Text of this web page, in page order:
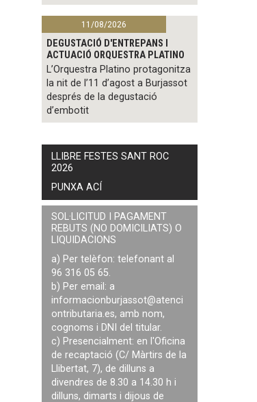
11/08/2026
DEGUSTACIÓ D'ENTREPANS I
ACTUACIÓ ORQUESTRA PLATINO
L’Orquestra Platino protagonitza
la nit de l’11 d’agost a Burjassot
després de la degustació
d’embotit
LLIBRE FESTES SANT ROC
2026
PUNXA ACÍ
SOL·LICITUD I PAGAMENT
REBUTS (NO DOMICILIATS) O
LIQUIDACIONS
a) Per telèfon: telefonant al
96 316 05 65.
b) Per email: a
informacionburjassot@atenci
ontributaria.es, amb nom,
cognoms i DNI del titular.
c) Presencialment: en l'Oficina
de recaptació (C/ Màrtirs de la
Llibertat, 7), de dilluns a
divendres de 8.30 a 14.30 h i
dilluns, dimarts i dijous de